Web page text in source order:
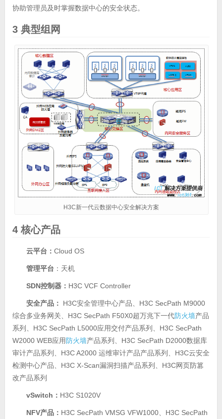
协助管理员及时掌握数据中心的安全状态。
3 典型组网
H3C新一代云数据中心安全解决方案
4 核心产品
云平台： Cloud OS
管理平台 ：天机
SDN控制器： H3C VCF Controller
安全产品：
H3C安全管理中心产品、H3C SecPath M9000
综合多业务网关、H3C SecPath F50X0超万兆下一代防火墙产品
系列、H3C SecPath L5000应用交付产品系列、H3C SecPath
W2000 WEB应用防火墙产品系列、H3C SecPath D2000数据库
审计产品系列、H3C A2000 运维审计产品产品系列、H3C云安全
检测中心产品、H3C X-Scan漏洞扫描产品系列、H3C网页防篡
改产品系列
vSwitch ： H3C S1020V
NFV产品： H3C SecPath VMSG VFW1000、H3C SecPath